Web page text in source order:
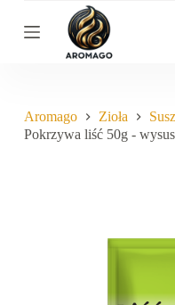
d
Aromago Zioła
Pokrzywa liść 50g -